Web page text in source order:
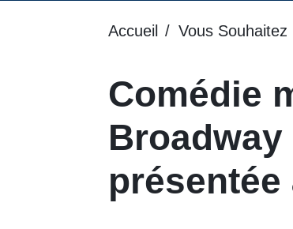
Accueil Vous Souhaitez
Comédie
Broadway
présentée